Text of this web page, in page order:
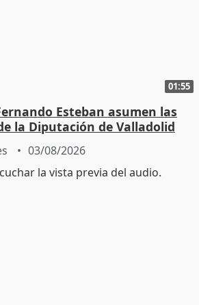
01:55
Esteban asumen las
la Diputación de Valladolid
03/08/2026